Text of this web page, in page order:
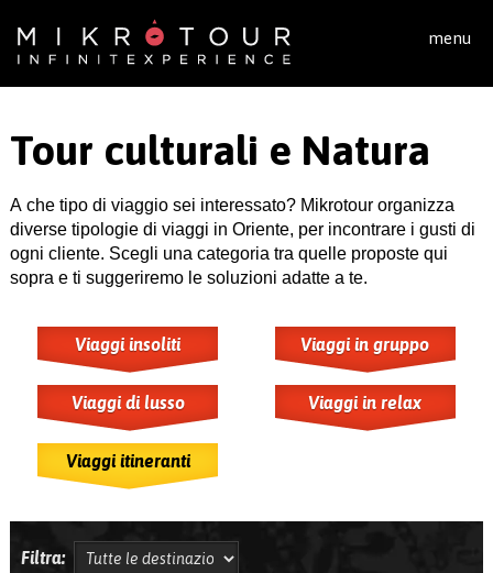
menu
Tour culturali e Natura
A che tipo di viaggio sei interessato? Mikrotour organizza
diverse tipologie di viaggi in Oriente, per incontrare i gusti di
ogni cliente. Scegli una categoria tra quelle proposte qui
sopra e ti suggeriremo le soluzioni adatte a te.
Viaggi insoliti Viaggi in gruppo
Viaggi di lusso Viaggi in relax
Viaggi itineranti
Filtra: